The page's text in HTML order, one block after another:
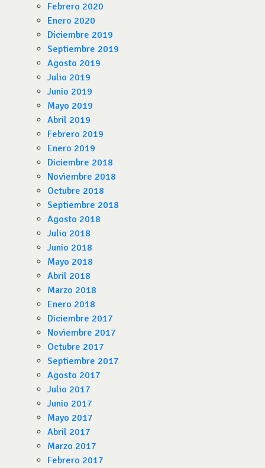
Febrero 2020
Enero 2020
Diciembre 2019
Septiembre 2019
Agosto 2019
Julio 2019
Junio 2019
Mayo 2019
Abril 2019
Febrero 2019
Enero 2019
Diciembre 2018
Noviembre 2018
Octubre 2018
Septiembre 2018
Agosto 2018
Julio 2018
Junio 2018
Mayo 2018
Abril 2018
Marzo 2018
Enero 2018
Diciembre 2017
Noviembre 2017
Octubre 2017
Septiembre 2017
Agosto 2017
Julio 2017
Junio 2017
Mayo 2017
Abril 2017
Marzo 2017
Febrero 2017